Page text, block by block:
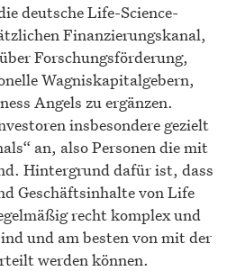
deutsche Life-Science-
Finanzierungskanal,
Forschungsförderung,
Wagniskapitalgebern,
Angels zu ergänzen.
insbesondere gezielt
an, also Personen die mit
Hintergrund dafür ist, dass
Geschäftsinhalte von Life
recht komplex und
und am besten von mit der
werden können.